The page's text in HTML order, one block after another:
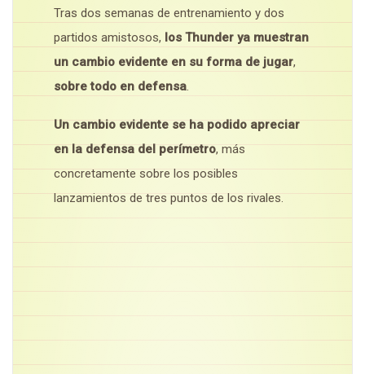
Tras dos semanas de entrenamiento y dos
partidos amistosos, los Thunder ya muestran
un cambio evidente en su forma de jugar,
sobre todo en defensa.
Un cambio evidente se ha podido apreciar
en la defensa del perímetro, más
concretamente sobre los posibles
lanzamientos de tres puntos de los rivales.